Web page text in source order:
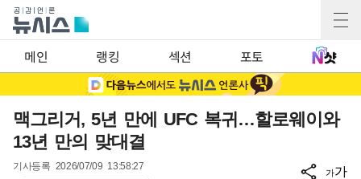
메인 랭킹 섹션 포토
맥그리거, 5년 만에 UFC 복귀…할로웨이와
13년 만의 맞대결
기사등록 2026/07/09 13:58:27
가가